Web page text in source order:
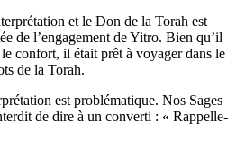
et le Don de la Torah est
de l’engagement de Yitro. Bien qu’il
confort, il était prêt à voyager dans le
de la Torah.
est problématique. Nos Sages
de dire à un converti : « Rappelle-